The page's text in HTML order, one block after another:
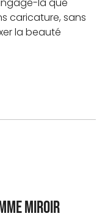
là que
caricature, sans
la beauté
miroir